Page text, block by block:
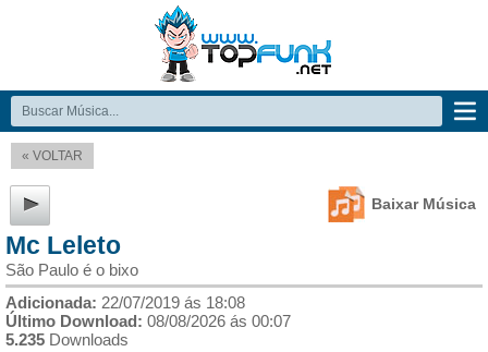
« VOLTAR
Baixar Música
Mc Leleto
São Paulo é o bixo
Adicionada: 22/07/2019 ás 18:08
Último Download: 08/08/2026 ás 00:07
5.235 Downloads